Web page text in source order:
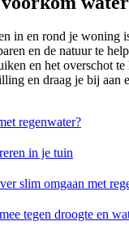
in en rond je woning
en de natuur te
en het overschot
en draag je bij aan
regenwater?
in je tuin
slim omgaan met
tegen droogte en